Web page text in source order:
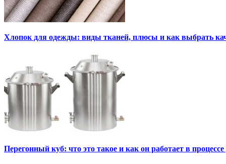
Хлопок для одежды: виды тканей, плюсы и как выбрать
Перегонный куб: что это такое и как он работает в